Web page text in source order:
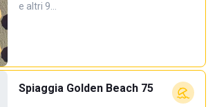
e altri 9…
Spiaggia Golden Beach 75